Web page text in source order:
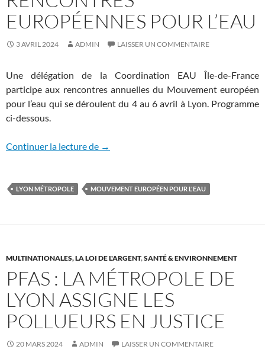
EUROPÉENNES POUR L’EAU
3 AVRIL 2024 ADMIN LAISSER UN COMMENTAIRE
Une délégation de la Coordination EAU Île-de-France
participe aux rencontres annuelles du Mouvement européen
pour l’eau qui se déroulent du 4 au 6 avril à Lyon. Programme
ci-dessous.
Continuer la lecture de Rencontres européennes pour l’eau
→
LYON MÉTROPOLE MOUVEMENT EUROPÉEN POUR L'EAU
MULTINATIONALES, LA LOI DE L'ARGENT,SANTÉ & ENVIRONNEMENT
PFAS : LA MÉTROPOLE DE
LYON ASSIGNE LES
POLLUEURS EN JUSTICE
20 MARS 2024 ADMIN LAISSER UN COMMENTAIRE